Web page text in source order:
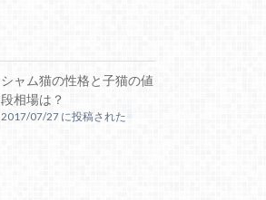
シャム猫の性格と子猫の値
段相場は？
2017/07/27 に投稿された